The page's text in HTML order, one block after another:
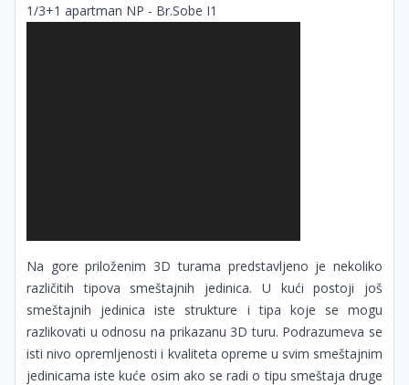
1/3+1 apartman NP - Br.Sobe I1
Na gore priloženim 3D turama predstavljeno je nekoliko
različitih tipova smeštajnih jedinica. U kući postoji još
smeštajnih jedinica iste strukture i tipa koje se mogu
razlikovati u odnosu na prikazanu 3D turu. Podrazumeva se
isti nivo opremljenosti i kvaliteta opreme u svim smeštajnim
jedinicama iste kuće osim ako se radi o tipu smeštaja druge